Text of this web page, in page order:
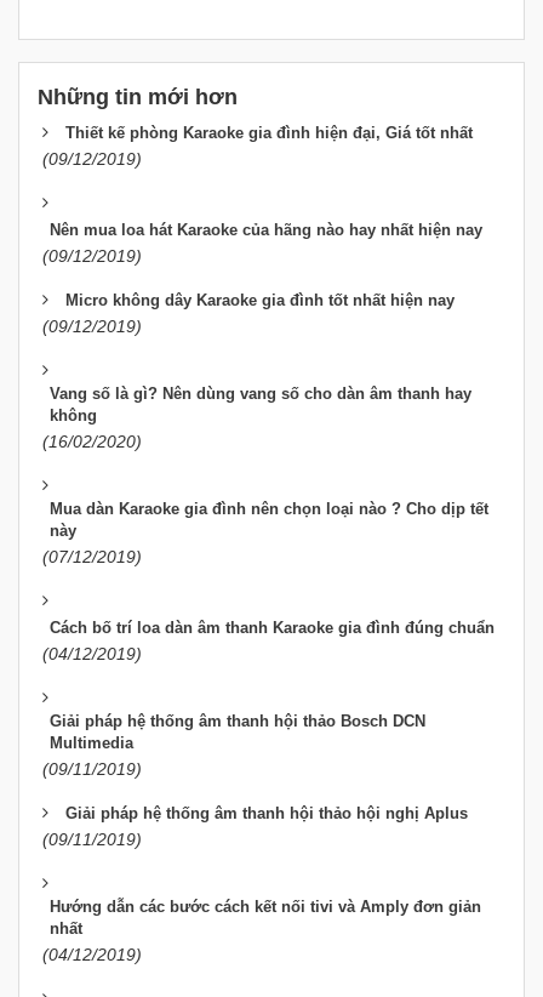
Những tin mới hơn
Thiết kế phòng Karaoke gia đình hiện đại, Giá tốt nhất
(09/12/2019)
Nên mua loa hát Karaoke của hãng nào hay nhất hiện nay
(09/12/2019)
Micro không dây Karaoke gia đình tốt nhất hiện nay
(09/12/2019)
Vang số là gì? Nên dùng vang số cho dàn âm thanh hay
không
(16/02/2020)
Mua dàn Karaoke gia đình nên chọn loại nào ? Cho dịp tết
này
(07/12/2019)
Cách bố trí loa dàn âm thanh Karaoke gia đình đúng chuẩn
(04/12/2019)
Giải pháp hệ thống âm thanh hội thảo Bosch DCN
Multimedia
(09/11/2019)
Giải pháp hệ thống âm thanh hội thảo hội nghị Aplus
(09/11/2019)
Hướng dẫn các bước cách kết nối tivi và Amply đơn giản
nhất
(04/12/2019)